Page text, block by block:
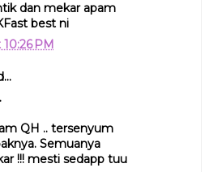
dan mekar apam
best ni
PM
QH .. tersenyum
Semuanya
!!! mesti sedapp tuu